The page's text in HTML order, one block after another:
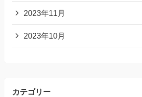
2023年11月
2023年10月
カテゴリー